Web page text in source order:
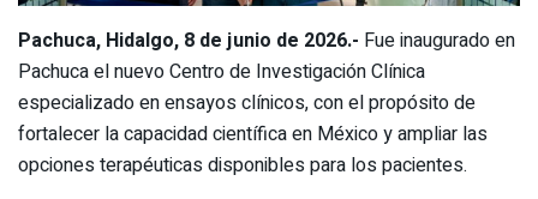
Pachuca, Hidalgo, 8 de junio de 2026.- Fue inaugurado en
Pachuca el nuevo Centro de Investigación Clínica
especializado en ensayos clínicos, con el propósito de
fortalecer la capacidad científica en México y ampliar las
opciones terapéuticas disponibles para los pacientes.